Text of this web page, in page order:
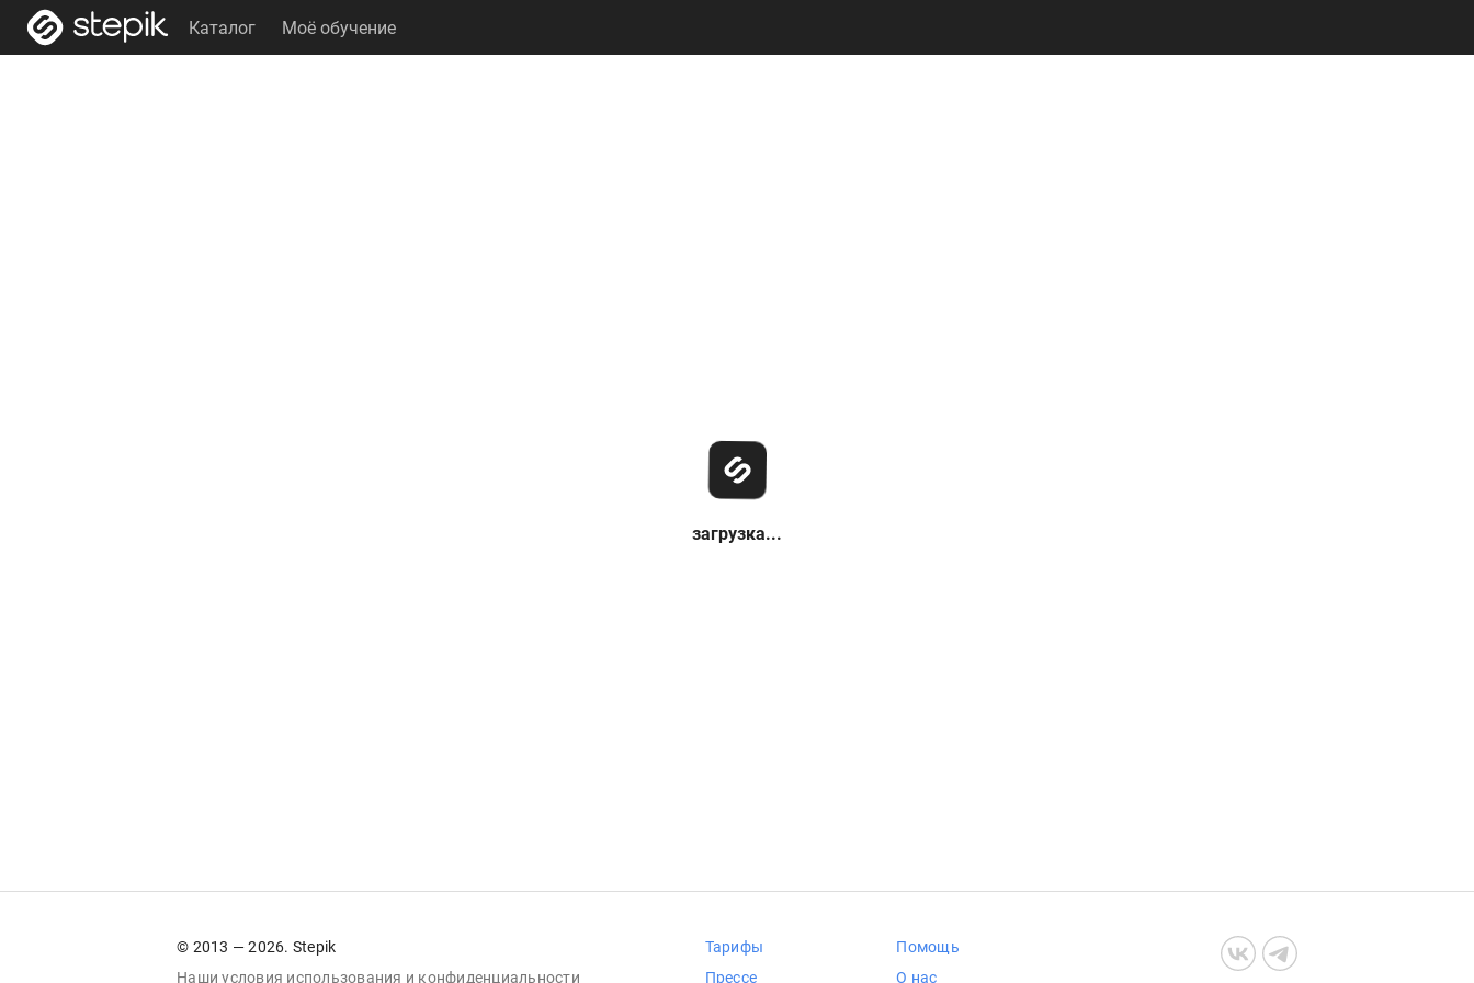
Каталог Моё обучение
загрузка...
© 2013 — 2026. Stepik
Наши условия использования и конфиденциальности
Тарифы
Прессе
Помощь
О нас